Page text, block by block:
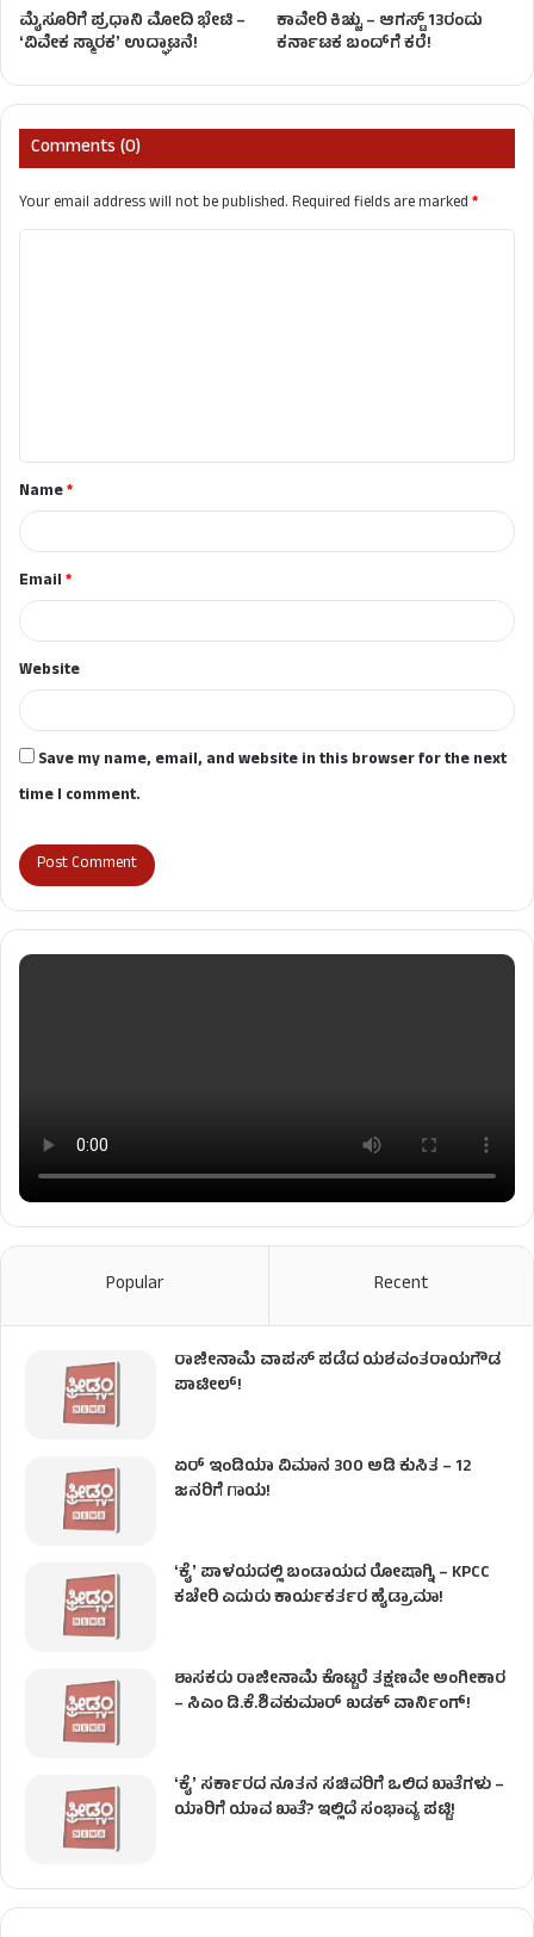
ಮೈಸೂರಿಗೆ ಪ್ರಧಾನಿ ಮೋದಿ ಭೇಟಿ –
ʻವಿವೇಕ ಸ್ಮಾರಕʼ ಉದ್ಘಾಟನೆ!
ಕಾವೇರಿ ಕಿಚ್ಚು – ಆಗಸ್ಟ್​ 13ರಂದು
ಕರ್ನಾಟಕ ಬಂದ್​ಗೆ ಕರೆ!
Comments (0)
Your email address will not be published.Required fields are marked*
t
*Name*
Email*
Website
Save my name, email, and website in this browser for the next
time I comment.
Popular Recent
ರಾಜೀನಾಮೆ ವಾಪಸ್ ಪಡೆದ ಯಶವಂತರಾಯಗೌಡ
ಪಾಟೀಲ್‌!
ಏರ್ ಇಂಡಿಯಾ ವಿಮಾನ 300 ಅಡಿ ಕುಸಿತ – 12
ಜನರಿಗೆ ಗಾಯ!
ʻಕೈʼ​ ಪಾಳಯದಲ್ಲಿ ಬಂಡಾಯದ ರೋಷಾಗ್ನಿ – KPCC
ಕಚೇರಿ ಎದುರು ಕಾರ್ಯಕರ್ತರ ಹೈಡ್ರಾಮಾ!
ಶಾಸಕರು ರಾಜೀನಾಮೆ ಕೊಟ್ಟರೆ ತಕ್ಷಣವೇ ಅಂಗೀಕಾರ
– ಸಿಎಂ ಡಿ.ಕೆ.ಶಿವಕುಮಾರ್ ಖಡಕ್ ವಾರ್ನಿಂಗ್!
ʻಕೈʼ ಸರ್ಕಾರದ ನೂತನ ಸಚಿವರಿಗೆ ಒಲಿದ ಖಾತೆಗಳು –
ಯಾರಿಗೆ ಯಾವ ಖಾತೆ? ಇಲ್ಲಿದೆ ಸಂಭಾವ್ಯ ಪಟ್ಟಿ!